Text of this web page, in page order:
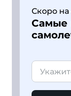
Скоро на
Самые